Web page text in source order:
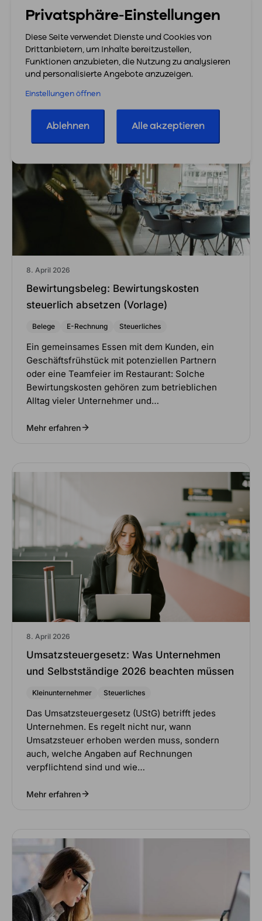
Steuersoftware und Rechnungsprogramme,
inklusive Entscheidungshilfe für dein Business.
Steuer selbst machen oder Belege für…
Mehr erfahren
8. April 2026
Bewirtungsbeleg: Bewirtungskosten
steuerlich absetzen (Vorlage)
Belege E-Rechnung Steuerliches
Ein gemeinsames Essen mit dem Kunden, ein
Geschäftsfrühstück mit potenziellen Partnern
oder eine Teamfeier im Restaurant: Solche
Bewirtungskosten gehören zum betrieblichen
Alltag vieler Unternehmer und…
Mehr erfahren
8. April 2026
Umsatzsteuergesetz: Was Unternehmen
und Selbstständige 2026 beachten müssen
Kleinunternehmer Steuerliches
Das Umsatzsteuergesetz (UStG) betrifft jedes
Unternehmen. Es regelt nicht nur, wann
Umsatzsteuer erhoben werden muss, sondern
auch, welche Angaben auf Rechnungen
verpflichtend sind und wie…
Mehr erfahren
Privatsphäre-Einstellungen
Diese Seite verwendet Dienste und Cookies von
Drittanbietern, um Inhalte bereitzustellen,
Funktionen anzubieten, die Nutzung zu analysieren
und personalisierte Angebote anzuzeigen.
Einstellungen öffnen
Ablehnen Alle akzeptieren